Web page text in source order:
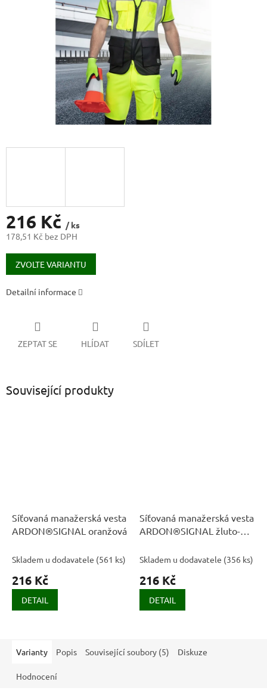
216 Kč / ks
178,51 Kč bez DPH
Měrná
cena:
ZVOLTE VARIANTU
Detailní informace
ZEPTAT SE HLÍDAT SDÍLET
Související produkty
Síťovaná manažerská vesta
ARDON®SIGNAL oranžová
Skladem u dodavatele (561 ks)
216 Kč
DETAIL
Síťovaná manažerská vesta
ARDON®SIGNAL žluto-
Skladem u dodavatele (356 ks)
216 Kč
DETAIL
Varianty Popis Související soubory (5) Diskuze
Hodnocení